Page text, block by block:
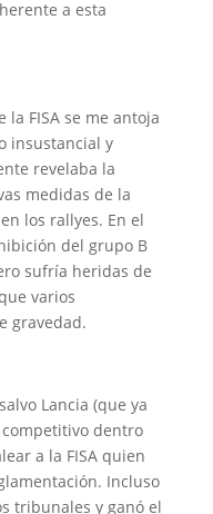
a esta
FISA se me antoja
insustancial y
revelaba la
medidas de la
los rallyes. En el
del grupo B
sufría heridas de
varios
gravedad.
Lancia (que ya
dentro
a la FISA quien
Incluso
tribunales y ganó el